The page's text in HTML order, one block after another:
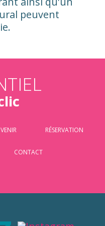
peuvent
RÉSERVATION
CONTACT